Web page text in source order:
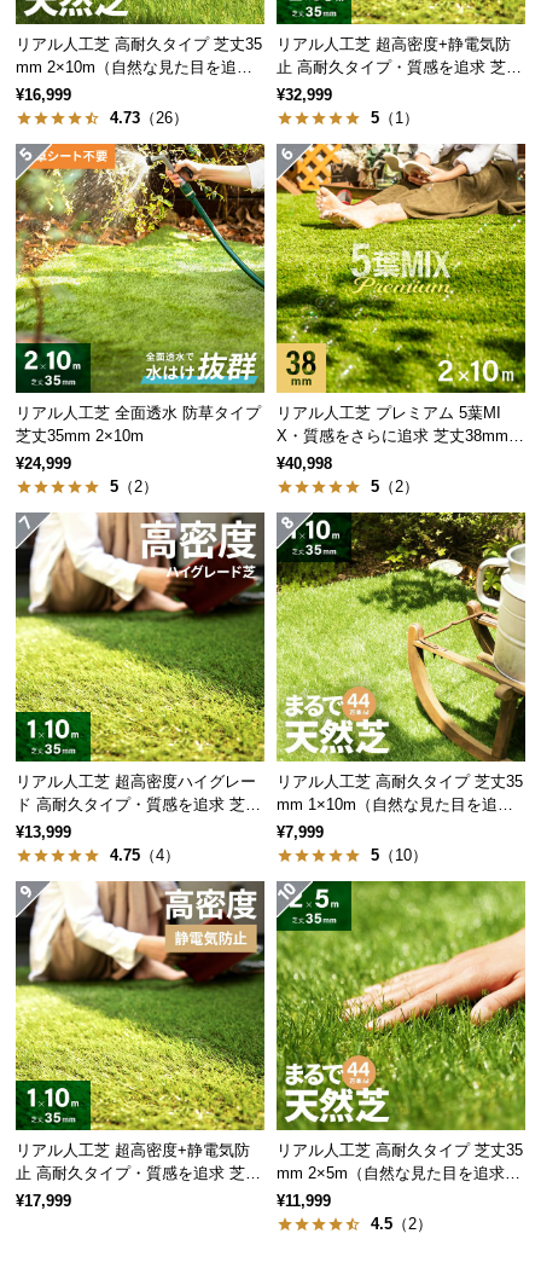
つ
い
て
お
客
様
サ
ポ
ー
ト
お
知
ら
せ
ブ
グ
企
業
報
リアル人工芝 高耐久タイプ 芝丈35
mm 2×10m（自然な見た目を追
求・U字ピン付属）
¥16,999
4.73 （26）
リアル人工芝 超高密度+静電気防
止 高耐久タイプ・質感を追求 芝丈
35mm 2×10m
¥32,999
5 （1）
リアル人工芝 全面透水 防草タイプ
芝丈35mm 2×10m
¥24,999
5 （2）
リアル人工芝 プレミアム 5葉MI
X・質感をさらに追求 芝丈38mm 2
×10m
¥40,998
5 （2）
リアル人工芝 超高密度ハイグレー
ド 高耐久タイプ・質感を追求 芝丈
35mm 1×10m
¥13,999
4.75 （4）
リアル人工芝 高耐久タイプ 芝丈35
mm 1×10m（自然な見た目を追
求・U字ピン付属）
¥7,999
5 （10）
リアル人工芝 超高密度+静電気防
止 高耐久タイプ・質感を追求 芝丈
35mm 1×10m
¥17,999
リアル人工芝 高耐久タイプ 芝丈35
mm 2×5m（自然な見た目を追求・
U字ピン付属）
¥11,999
4.5 （2）